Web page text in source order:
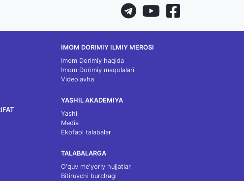
IMOM DORIMIY ILMIY MEROSI
Imom Dorimiy haqida
Imom Dorimiy maqolalari
Videolavha
YASHIL AKADEMIYA
Yashil
Media
Ekofaol talabalar
TALABALARGA
O‘quv me'yoriy hujjatlar
Bitiruvchi burchagi